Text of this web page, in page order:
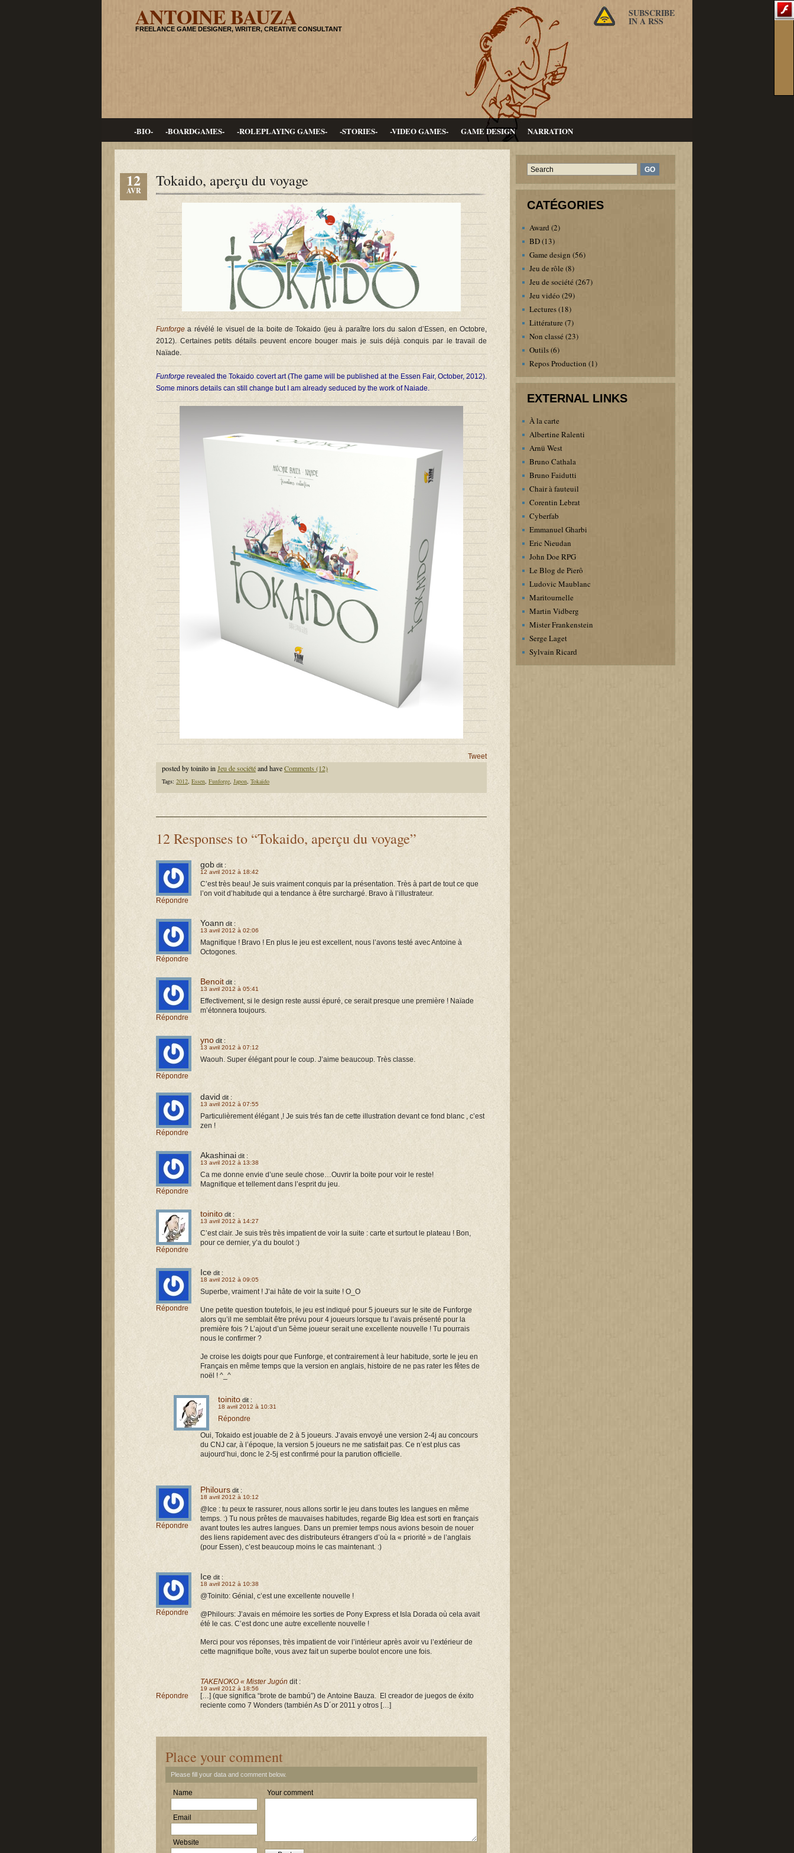
ANTOINE BAUZA
FREELANCE GAME DESIGNER, WRITER, CREATIVE CONSULTANT
SUBSCRIBE
IN A RSS
-BIO- -BOARDGAMES- -ROLEPLAYING GAMES- -STORIES- -VIDEO GAMES- GAME DESIGN NARRATION
12
AVR
Tokaido, aperçu du voyage
Funforgea révélé le visuel de la boite de Tokaido (jeu à paraître lors du salon d’Essen, en Octobre,
2012). Certaines petits détails peuvent encore bouger mais je suis déjà conquis par le travail de
Naïade.
Funforgerevealed the Tokaido covert art (The game will be published at the Essen Fair, October, 2012).
Some minors details can still change but I am already seduced by the work of Naiade.
Tweet
posted by toinito in Jeu de sociétéand haveComments (12)
Tags: 2012, Essen, Funforge, Japon, Tokaïdo
12 Responses to “Tokaido, aperçu du voyage”
gob dit :
12 avril 2012 à 18:42
C’est très beau! Je suis vraiment conquis par la présentation. Très à part de tout ce que
l’on voit d’habitude qui a tendance à être surchargé. Bravo à l’illustrateur.
Répondre
Yoann dit :
13 avril 2012 à 02:06
Magnifique ! Bravo ! En plus le jeu est excellent, nous l’avons testé avec Antoine à
Octogones.
Répondre
Benoit dit :
13 avril 2012 à 05:41
Effectivement, si le design reste aussi épuré, ce serait presque une première ! Naïade
m’étonnera toujours.
Répondre
yno dit :
13 avril 2012 à 07:12
Waouh. Super élégant pour le coup. J’aime beaucoup. Très classe.
Répondre
david dit :
13 avril 2012 à 07:55
Particulièrement élégant ,! Je suis trés fan de cette illustration devant ce fond blanc , c’est
zen !
Répondre
Akashinai dit :
13 avril 2012 à 13:38
Ca me donne envie d’une seule chose…Ouvrir la boite pour voir le reste!
Magnifique et tellement dans l’esprit du jeu.
Répondre
toinito dit :
13 avril 2012 à 14:27
C’est clair. Je suis très très impatient de voir la suite : carte et surtout le plateau ! Bon,
pour ce dernier, y’a du boulot :)
Répondre
Ice dit :
18 avril 2012 à 09:05
Superbe, vraiment ! J’ai hâte de voir la suite ! O_O
Une petite question toutefois, le jeu est indiqué pour 5 joueurs sur le site de Funforge
alors qu’il me semblait être prévu pour 4 joueurs lorsque tu l’avais présenté pour la
première fois ? L’ajout d’un 5ème joueur serait une excellente nouvelle ! Tu pourrais
nous le confirmer ?
Je croise les doigts pour que Funforge, et contrairement à leur habitude, sorte le jeu en
Français en même temps que la version en anglais, histoire de ne pas rater les fêtes de
noël ! ^_^
Répondre
toinito dit :
18 avril 2012 à 10:31
Oui, Tokaido est jouable de 2 à 5 joueurs. J’avais envoyé une version 2-4j au concours
du CNJ car, à l’époque, la version 5 joueurs ne me satisfait pas. Ce n’est plus cas
aujourd’hui, donc le 2-5j est confirmé pour la parution officielle.
Répondre
Philours dit :
18 avril 2012 à 10:12
@Ice : tu peux te rassurer, nous allons sortir le jeu dans toutes les langues en même
temps. :) Tu nous prêtes de mauvaises habitudes, regarde Big Idea est sorti en français
avant toutes les autres langues. Dans un premier temps nous avions besoin de nouer
des liens rapidement avec des distributeurs étrangers d’où la « priorité » de l’anglais
(pour Essen), c’est beaucoup moins le cas maintenant. :)
Répondre
Ice dit :
18 avril 2012 à 10:38
@Toinito: Génial, c’est une excellente nouvelle !
@Philours: J’avais en mémoire les sorties de Pony Express et Isla Dorada où cela avait
été le cas. C’est donc une autre excellente nouvelle !
Merci pour vos réponses, très impatient de voir l’intérieur après avoir vu l’extérieur de
cette magnifique boîte, vous avez fait un superbe boulot encore une fois.
Répondre
TAKENOKO « Mister Jugón dit :
19 avril 2012 à 18:56
[…] (que significa “brote de bambú”) de Antoine Bauza. El creador de juegos de éxito
reciente como 7 Wonders (también As D´or 2011 y otros […]
Répondre
Place your comment
Please fill your data and comment below.
Name
Email
Website
Your comment
CATÉGORIES
Award (2)
BD(13)
Game design (56)
Jeu de rôle(8)
Jeu de société (267)
Jeu vidéo (29)
Lectures(18)
Littérature (7)
Non classé (23)
Outils(6)
Repos Production (1)
EXTERNAL LINKS
À la carte
Albertine Ralenti
Arnü West
Bruno Cathala
Bruno Faidutti
Chair à fauteuil
Corentin Lebrat
Cyberfab
Emmanuel Gharbi
Eric Nieudan
John Doe RPG
Le Blog de Pierô
Ludovic Maublanc
Maritournelle
Martin Vidberg
Mister Frankenstein
Serge Laget
Sylvain Ricard